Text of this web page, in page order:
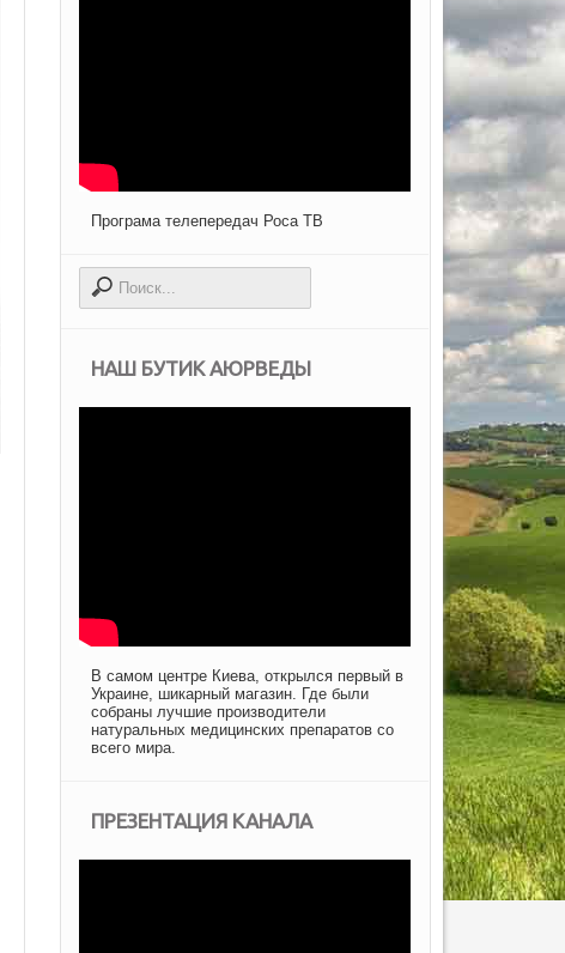
Програма телепередач Роса ТВ
НАШ БУТИК АЮРВЕДЫ
В самом центре Киева, открылся первый в
Украине, шикарный магазин. Где были
собраны лучшие производители
натуральных медицинских препаратов со
всего мира.
ПРЕЗЕНТАЦИЯ КАНАЛА